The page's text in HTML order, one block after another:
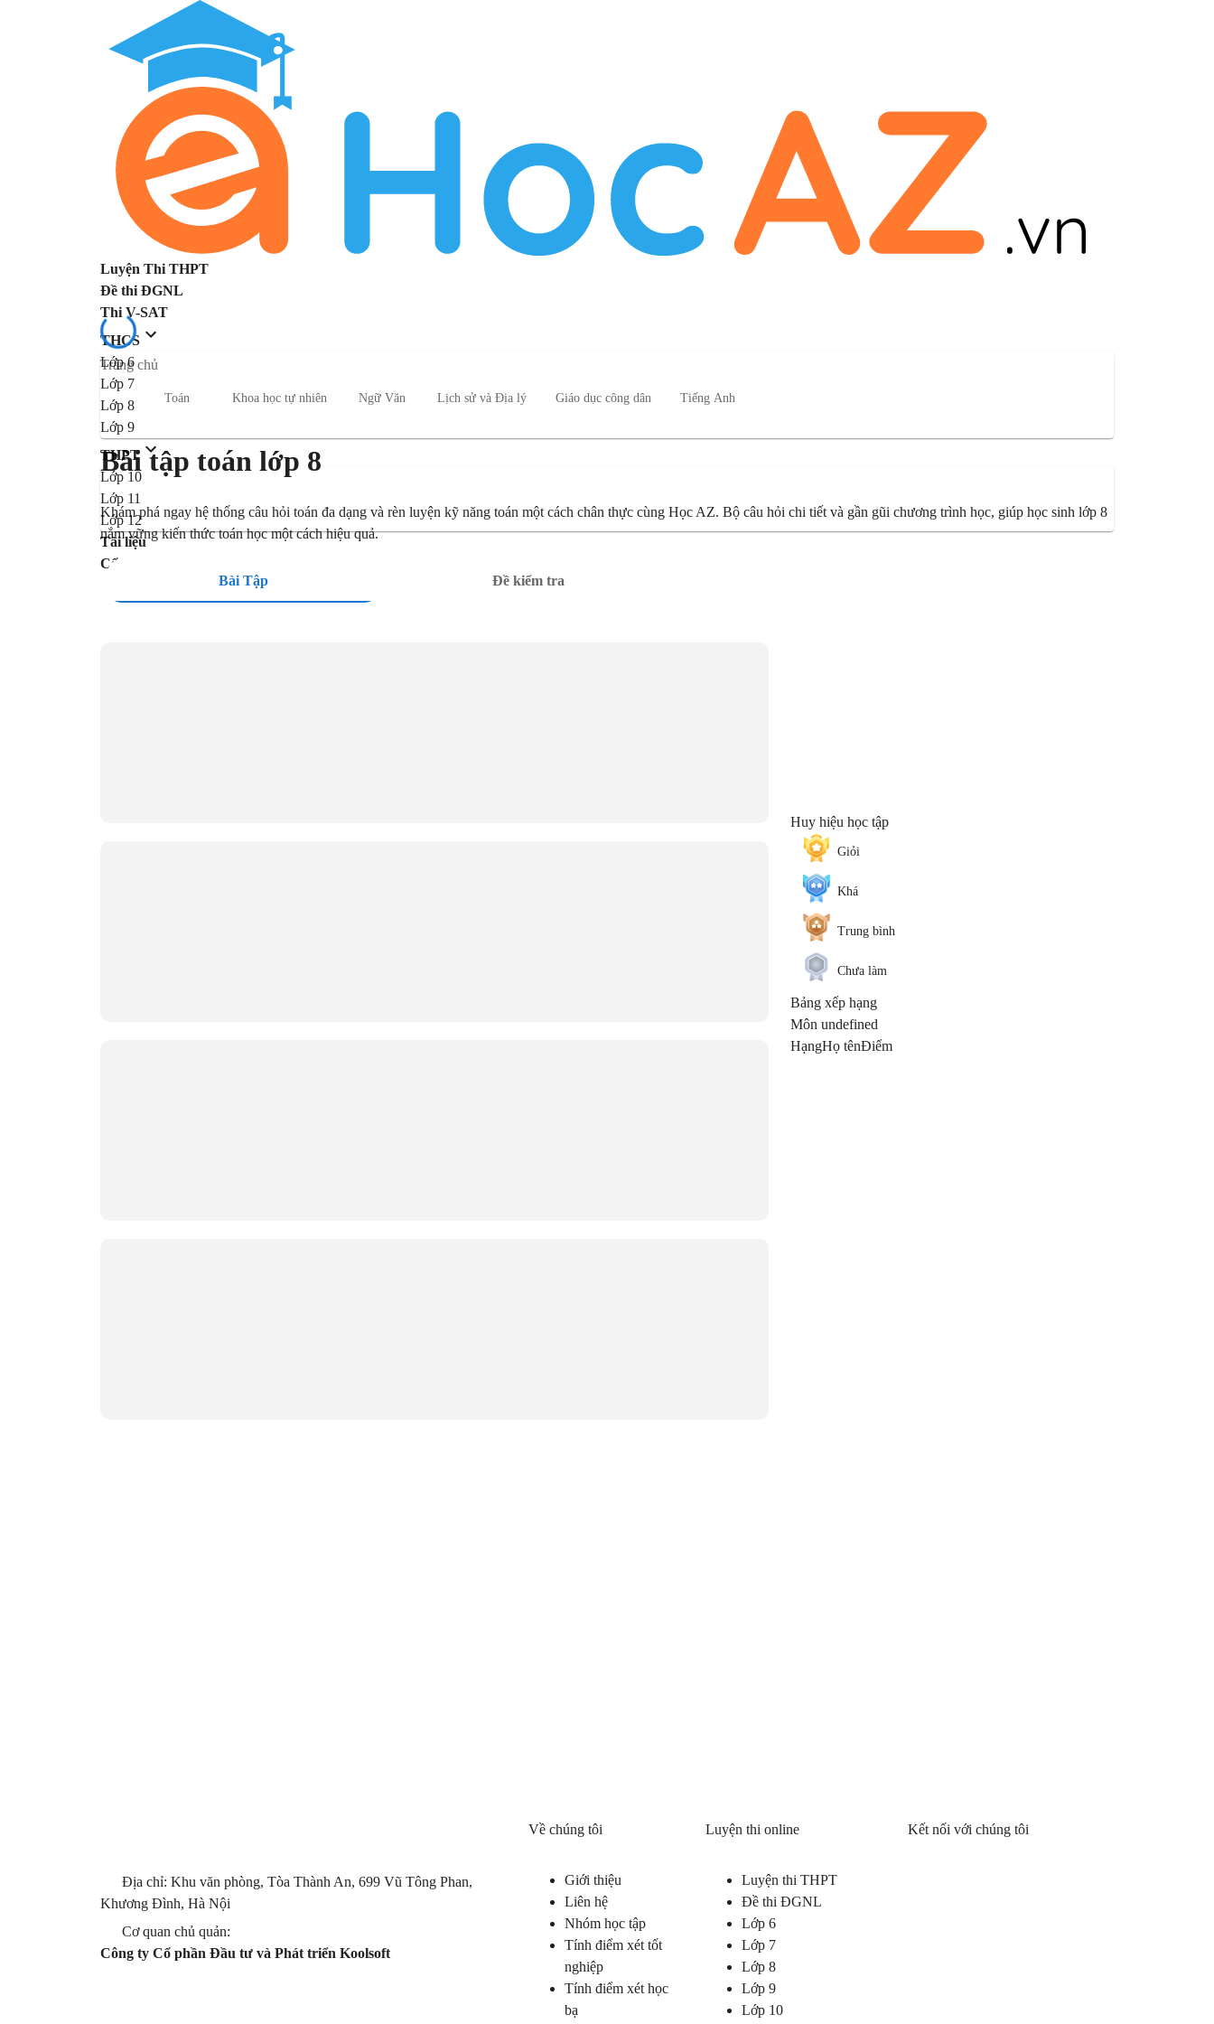
Luyện Thi THPT
Đề thi ĐGNL
Thi V-SAT
THCS
Lớp 6
Lớp 7
Lớp 8
Lớp 9
THPT
Lớp 10
Lớp 11
Lớp 12
Tài liệu
Cẩm nang
Trang chủ
Toán Khoa học tự nhiên Ngữ Văn Lịch sử và Địa lý Giáo dục công dân Tiếng Anh
Bài tập toán lớp 8
Khám phá ngay hệ thống câu hỏi toán đa dạng và rèn luyện kỹ năng toán một cách chân thực cùng Học AZ. Bộ câu hỏi chi tiết và gần gũi chương trình học, giúp học sinh lớp 8
nắm vững kiến thức toán học một cách hiệu quả.
Bài Tập Đề kiểm tra
Huy hiệu học tập
Giỏi
Khá
Trung bình
Chưa làm
Bảng xếp hạng
Môn undefined
HạngHọ tênĐiểm
Địa chỉ: Khu văn phòng, Tòa Thành An, 699 Vũ Tông Phan,
Khương Đình, Hà Nội
Cơ quan chủ quản:
Công ty Cổ phần Đầu tư và Phát triển Koolsoft
Về chúng tôi
Giới thiệu
Liên hệ
Nhóm học tập
Tính điểm xét tốt
nghiệp
Tính điểm xét học
bạ
Luyện thi online
Luyện thi THPT
Đề thi ĐGNL
Lớp 6
Lớp 7
Lớp 8
Lớp 9
Lớp 10
Kết nối với chúng tôi